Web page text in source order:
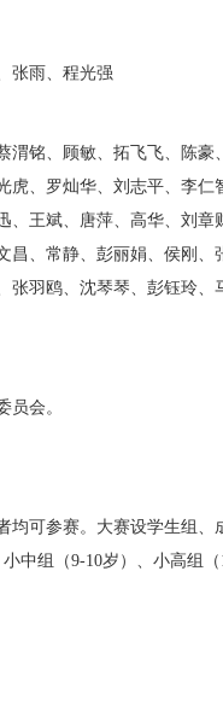
张雨、程光强
渭铭、顾敏、拓飞飞、陈
虎、罗灿华、刘志平、李
、王斌、唐萍、高华、刘
、常静、彭丽娟、侯刚、
张羽鸥、沈琴琴、彭钰玲
员会。
均可参赛。大赛设学生组
中组（9-10岁）、小高组